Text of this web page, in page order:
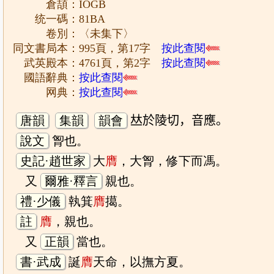
倉頡：IOGB
统一碼：81BA
卷別：〈未集下〉
同文書局本：995頁，第17字按此查閱
武英殿本：4761頁，第2字按此查閱
國語辭典：按此查閱
网典：按此查閱
唐韻 集韻 韻會
𠀤於陵切，音應。
說文 胷也。
史記·趙世家
大膺 ，大胷，修下而馮。
又
爾雅·釋言 親也。
禮·少儀 執箕膺擖。
註
膺 ，親也。
又
正韻 當也。
書·武成 誕膺天命，以撫方夏。